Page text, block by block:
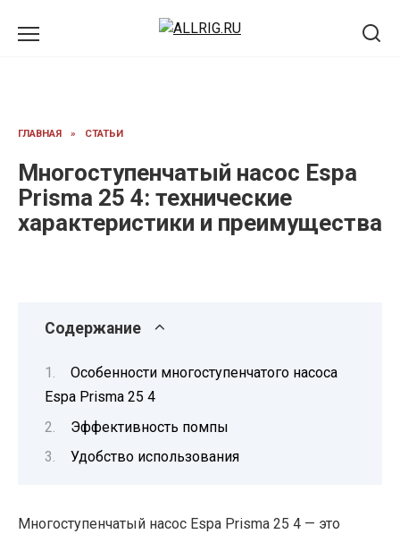
ГЛАВНАЯ » СТАТЬИ
Многоступенчатый насос Espa
Prisma 25 4: технические
характеристики и преимущества
Содержание
Особенности многоступенчатого насоса
Espa Prisma 25 4
Эффективность помпы
Удобство использования
Многоступенчатый насос Espa Prisma 25 4 — это